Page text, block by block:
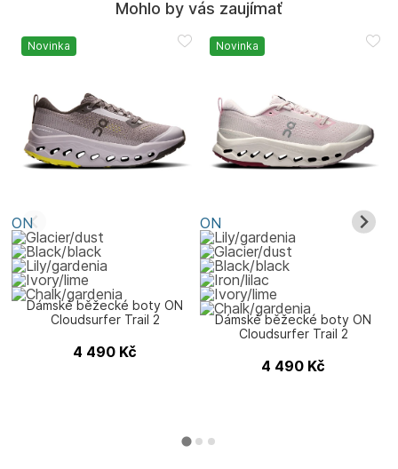
Mohlo by vás zaujímať
Novinka
ON
Dámské běžecké boty ON
Cloudsurfer Trail 2
4 490 Kč
Novinka
ON
Dámské běžecké boty ON
Cloudsurfer Trail 2
4 490 Kč